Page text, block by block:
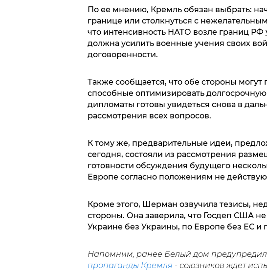
По ее мнению, Кремль обязан выбрать:
границе или столкнуться с
что интенсивность НАТО возле границ РФ
должна усилить военные учения своих
договоренности.
Также сообщается, что обе стороны
способные оптимизировать
дипломаты готовы увидеться снова в
рассмотрения всех вопросов.
К тому же, предварительные идеи,
сегодня, состояли из рассмотрения
готовности обсуждения будущего
Европе согласно положениям не
Кроме этого, Шерман озвучила тезисы,
стороны. Она заверила, что Госдеп США
Украине без Украины, по Европе без ЕС и
Напомним, ранее Белый дом
пропаганды Кремля - союзников ждет